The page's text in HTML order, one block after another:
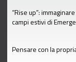
“Rise up”:
campi estivi di
Pensare con la